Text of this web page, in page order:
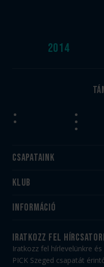
2014
Csapataink
Felnőtt
Utánpótlás
Klub
#HandballFamily
Munkatársaink
PICK Aréna
Sajtóakkreditáció
Információ
Jegy- és bérletvásárlás
Webshop
iratkozz fel
Iratkozz fel hírlevelünkre
PICK Szeged csapatát